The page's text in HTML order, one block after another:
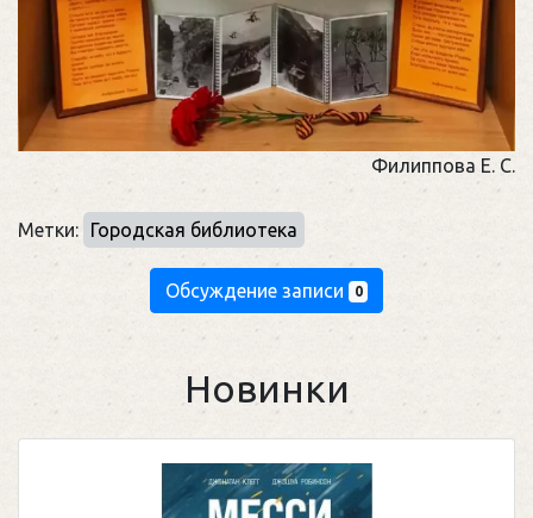
Филиппова Е. С.
Метки: Городская библиотека
Обсуждение записи 0
Новинки